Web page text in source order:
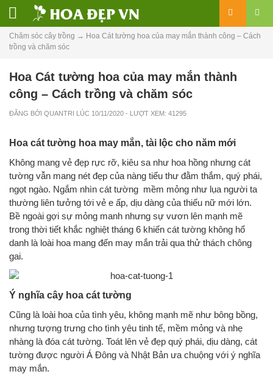
Chăm sóc cây trồng → Hoa Cát tường hoa của may mắn thành công – Cách
trồng và chăm sóc
Hoa Cát tường hoa của may mắn thành
công – Cách trồng và chăm sóc
ĐĂNG BỞI QUANTRI LÚC 10/11/2020 - LƯỢT XEM: 41295
Hoa cát tường hoa may mắn, tài lộc cho năm mới
Không mang vẻ đẹp rực rỡ, kiêu sa như hoa hồng nhưng cát
tường vẫn mang nét đẹp của nàng tiểu thư đằm thắm, quý phái,
ngọt ngào. Ngắm nhìn cát tường mềm mỏng như lụa người ta
thường liên tưởng tới vẻ e ấp, dịu dàng của thiếu nữ mới lớn.
Bề ngoài gợi sự mỏng manh nhưng sự vươn lên mạnh mẽ
trong thời tiết khắc nghiệt tháng 6 khiến cát tường không hổ
danh là loài hoa mang đến may mắn trải qua thử thách chông
gai.
Ý nghĩa cây hoa cát tường
Cũng là loài hoa của tình yêu, không mạnh mẽ như bông bồng,
nhưng tượng trưng cho tình yêu tinh tế, mềm mỏng và nhẹ
nhàng là đóa cát tường. Toát lên vẻ đẹp quý phái, dịu dàng, cát
tường được người Á Đông và Nhật Bản ưa chuộng với ý nghĩa
may mắn.